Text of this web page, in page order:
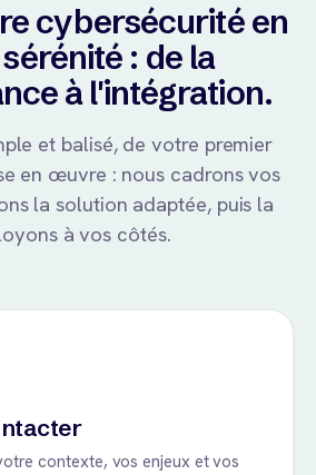
cybersécurité en
: de la
à l'intégration.
et balisé, de votre premier
en œuvre : nous cadrons vos
la solution adaptée, puis la
à vos côtés.
contexte, vos enjeux et vos